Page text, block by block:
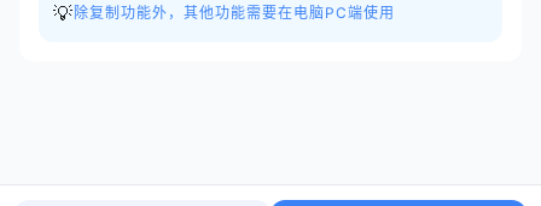
💡 除复制功能外，其他功能需要在电脑PC端使用